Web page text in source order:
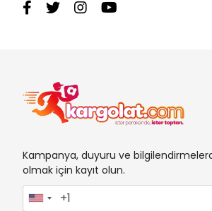
Kampanya, duyuru ve
olmak için kayıt olun.